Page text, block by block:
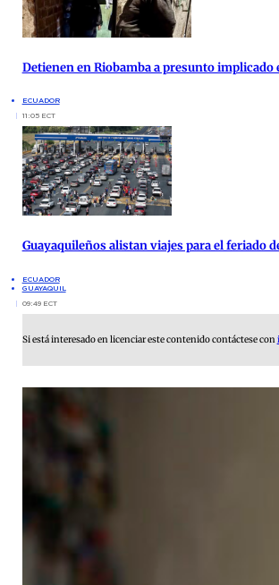
Detienen en Riobamba a presunto
ECUADOR
11:05 ECT
Guayaquileños alistan viajes para el feriado
ECUADOR
GUAYAQUIL
09:49 ECT
Si está interesado en licenciar este contenido contáctese con